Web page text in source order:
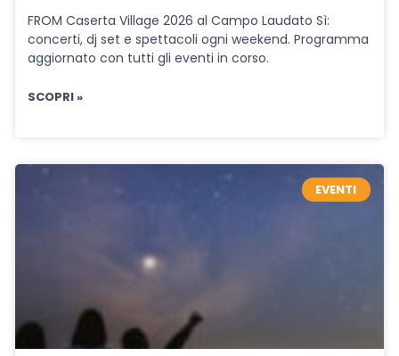
FROM Caserta Village 2026 al Campo Laudato Sì:
concerti, dj set e spettacoli ogni weekend. Programma
aggiornato con tutti gli eventi in corso.
SCOPRI »
EVENTI